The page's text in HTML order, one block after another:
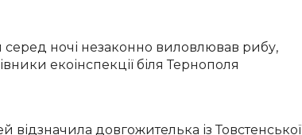
серед ночі незаконно виловлював рибу,
екоінспекції біля Тернополя
відзначила довгожителька із Товстенської